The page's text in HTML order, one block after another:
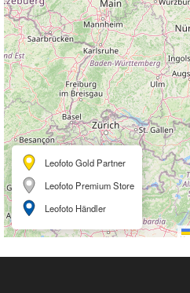
Leofoto Gold Partner
Leofoto Premium Store
Leofoto Händler